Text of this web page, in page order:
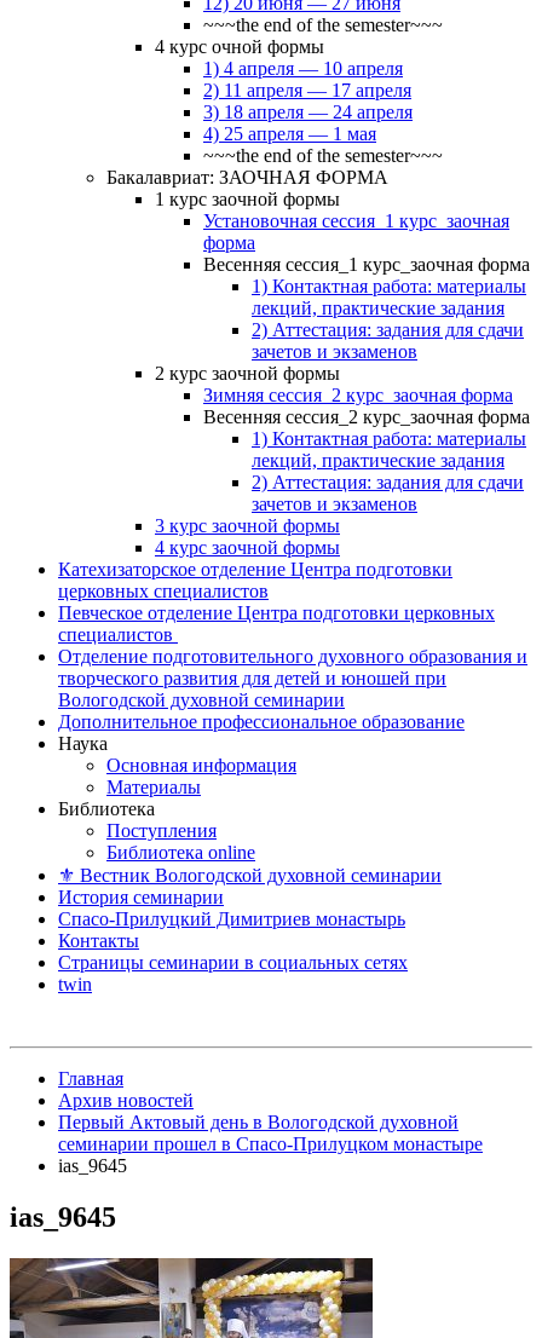
~~~the end of the semester~~~
4 курс очной формы
1) 4 апреля — 10 апреля
2) 11 апреля — 17 апреля
3) 18 апреля — 24 апреля
4) 25 апреля — 1 мая
~~~the end of the semester~~~
Бакалавриат: ЗАОЧНАЯ ФОРМА
1 курс заочной формы
Установочная сессия_1 курс_заочная
форма
Весенняя сессия_1 курс_заочная форма
1) Контактная работа: материалы
лекций, практические задания
2) Аттестация: задания для сдачи
зачетов и экзаменов
2 курс заочной формы
Зимняя сессия_2 курс_заочная форма
Весенняя сессия_2 курс_заочная форма
1) Контактная работа: материалы
лекций, практические задания
2) Аттестация: задания для сдачи
зачетов и экзаменов
3 курс заочной формы
4 курс заочной формы
Катехизаторское отделение Центра подготовки
церковных специалистов
Певческое отделение Центра подготовки церковных
специалистов
Отделение подготовительного духовного образования и
творческого развития для детей и юношей при
Вологодской духовной семинарии
Дополнительное профессиональное образование
Наука
Основная информация
Материалы
Библиотека
Поступления
Библиотека online
⚜ Вестник Вологодской духовной семинарии
История семинарии
Спасо-Прилуцкий Димитриев монастырь
Контакты
Страницы семинарии в социальных сетях
twin
Главная
Архив новостей
Первый Актовый день в Вологодской духовной
семинарии прошел в Спасо-Прилуцком монастыре
ias_9645
ias_9645